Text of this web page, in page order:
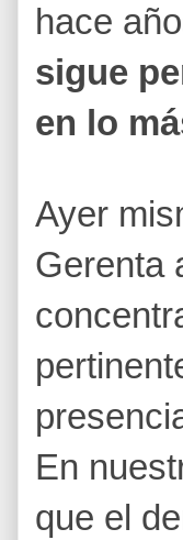
hace
sigue
en lo
Ayer
Gerenta
En
que el